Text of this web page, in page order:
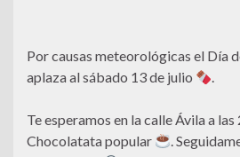
Por causas meteorológicas el Día
aplaza al sábado 13 de julio
.
Te esperamos en la calle Ávila a
Chocolatata popular
.